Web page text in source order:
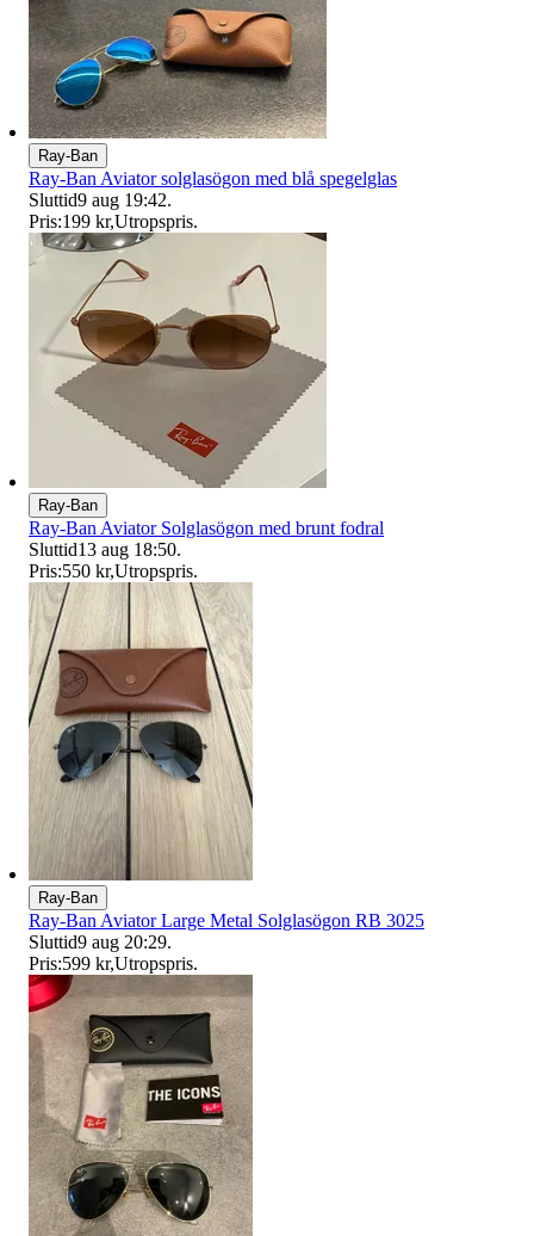
Ray-Ban
Ray-Ban Aviator solglasögon med blå spegelglas
Sluttid9 aug 19:42.
Pris:199 kr,Utropspris.
Ray-Ban
Ray-Ban Aviator Solglasögon med brunt fodral
Sluttid13 aug 18:50.
Pris:550 kr,Utropspris.
Ray-Ban
Ray-Ban Aviator Large Metal Solglasögon RB 3025
Sluttid9 aug 20:29.
Pris:599 kr,Utropspris.